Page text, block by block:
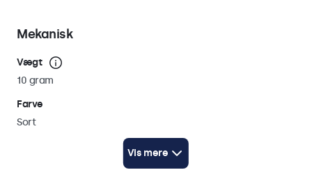
Mekanisk
Vægt
10 gram
Farve
Sort
Vis mere